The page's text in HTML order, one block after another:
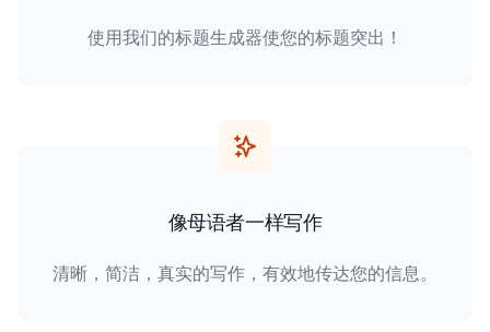
使用我们的标题生成器使您的标题突出！
像母语者一样写作
清晰，简洁，真实的写作，有效地传达您的信息。